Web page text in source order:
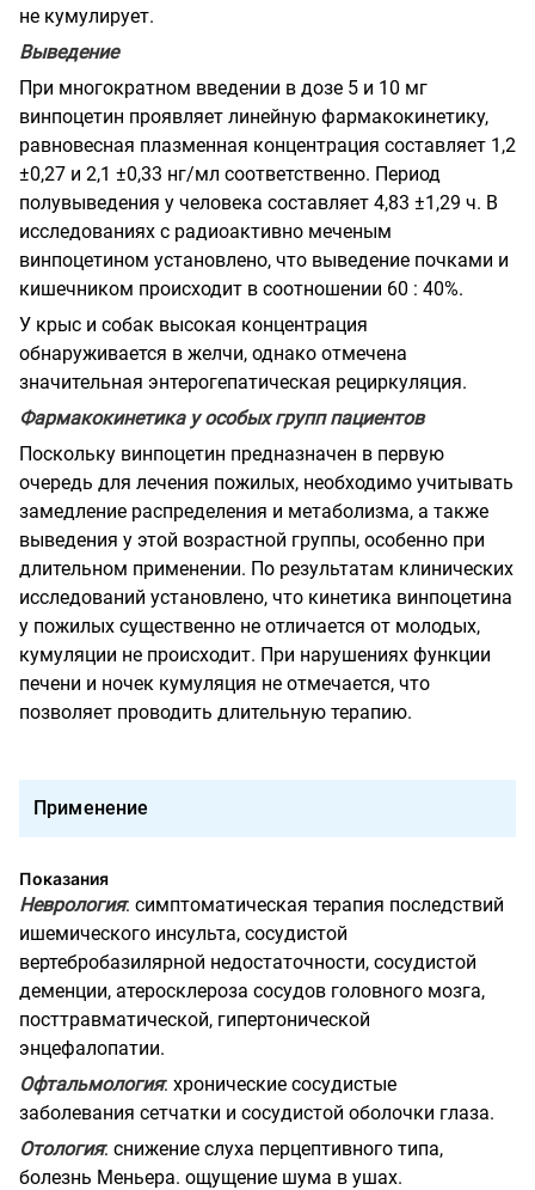
не кумулирует.
Выведение
При многократном введении в дозе 5 и 10 мг
винпоцетин проявляет линейную фармакокинетику,
равновесная плазменная концентрация составляет 1,2
±0,27 и 2,1 ±0,33 нг/мл соответственно. Период
полувыведения у человека составляет 4,83 ±1,29 ч. В
исследованиях с радиоактивно меченым
винпоцетином установлено, что выведение почками и
кишечником происходит в соотношении 60 : 40%.
У крыс и собак высокая концентрация
обнаруживается в желчи, однако отмечена
значительная энтерогепатическая рециркуляция.
Фармакокинетика у особых групп пациентов
Поскольку винпоцетин предназначен в первую
очередь для лечения пожилых, необходимо учитывать
замедление распределения и метаболизма, а также
выведения у этой возрастной группы, особенно при
длительном применении. По результатам клинических
исследований установлено, что кинетика винпоцетина
у пожилых существенно не отличается от молодых,
кумуляции не происходит. При нарушениях функции
печени и ночек кумуляция не отмечается, что
позволяет проводить длительную терапию.
Применение
Показания
Неврология: симптоматическая терапия последствий
ишемического инсульта, сосудистой
вертебробазилярной недостаточности, сосудистой
деменции, атеросклероза сосудов головного мозга,
посттравматической, гипертонической
энцефалопатии.
Офтальмология: хронические сосудистые
заболевания сетчатки и сосудистой оболочки глаза.
Отология: снижение слуха перцептивного типа,
болезнь Меньера. ощущение шума в ушах.